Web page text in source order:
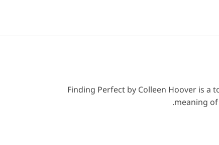
Finding Perfect by Colleen Hoover is a
meaning